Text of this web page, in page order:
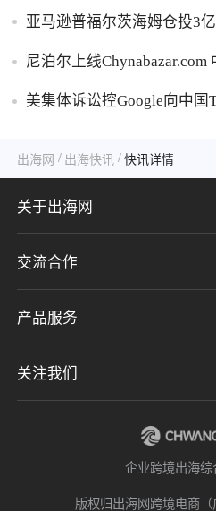
亚马逊普福尔茨海姆仓投3
尼泊尔上线Chynabazar.com
美集体诉讼控Google向中国
出海网 / 出海快讯 / 快讯详情
关于出海网
关于我们
加入我们
隐私协议
交流合作
联系我们
意见反馈
产品服务
CHWE全球跨境电商展
关注我们
企业跨境出海综
版权归出海网跨境电商